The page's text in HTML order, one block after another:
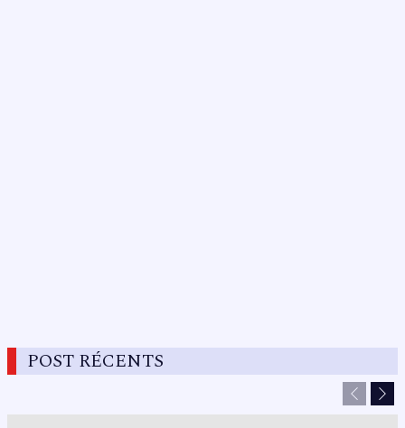
POST RÉCENTS
Previous
Next